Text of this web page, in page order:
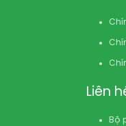
Liên
Bộ